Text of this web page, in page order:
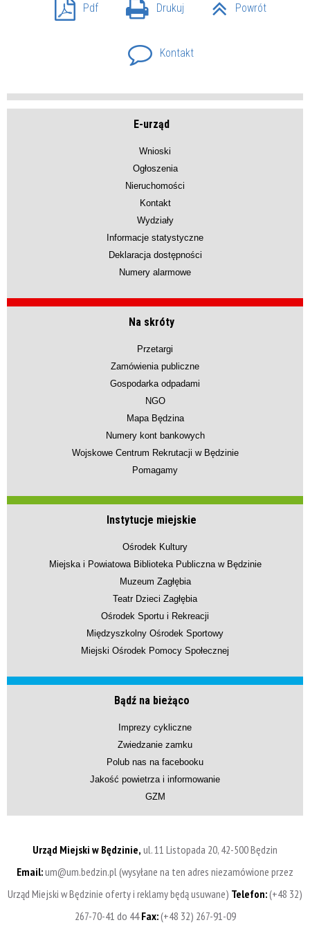
Pdf Drukuj Powrót
Kontakt
E-urząd
Wnioski
Ogłoszenia
Nieruchomości
Kontakt
Wydziały
Informacje statystyczne
Deklaracja dostępności
Numery alarmowe
Na skróty
Przetargi
Zamówienia publiczne
Gospodarka odpadami
NGO
Mapa Będzina
Numery kont bankowych
Wojskowe Centrum Rekrutacji w Będzinie
Pomagamy
Instytucje miejskie
Ośrodek Kultury
Miejska i Powiatowa Biblioteka Publiczna w Będzinie
Muzeum Zagłębia
Teatr Dzieci Zagłębia
Ośrodek Sportu i Rekreacji
Międzyszkolny Ośrodek Sportowy
Miejski Ośrodek Pomocy Społecznej
Bądź na bieżąco
Imprezy cykliczne
Zwiedzanie zamku
Polub nas na facebooku
Jakość powietrza i informowanie
GZM
Urząd Miejski w Będzinie, ul. 11 Listopada 20, 42-500 Będzin
Email:um@um.bedzin.pl (wysyłane na ten adres niezamówione przez
Urząd Miejski w Będzinie oferty i reklamy będą usuwane) Telefon:(+48 32)
267-70-41 do 44Fax:(+48 32) 267-91-09